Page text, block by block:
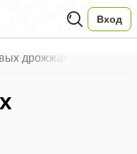
Вход
дрожжах